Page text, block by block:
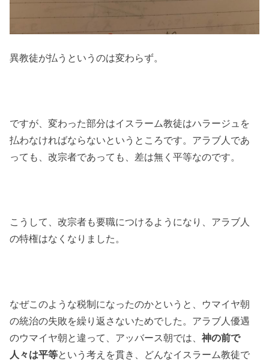
異教徒が払うというのは変わらず。
ですが、変わった部分はイスラーム教徒はハラージュを
払わなければならないというところです。アラブ人であ
っても、改宗者であっても、差は無く平等なのです。
こうして、改宗者も要職につけるようになり、アラブ人
の特権はなくなりました。
なぜこのような税制になったのかというと、ウマイヤ朝
の統治の失敗を繰り返さないためでした。アラブ人優遇
のウマイヤ朝と違って、アッバース朝では、神の前で
人々は平等という考えを貫き、どんなイスラーム教徒で